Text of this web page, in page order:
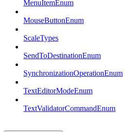
MenuItemEnum
MouseButtonEnum
ScaleTypes
SendToDestinationEnum
SynchronizationOperationEnum
TextEditorModeEnum
TextValidatorCommandEnum